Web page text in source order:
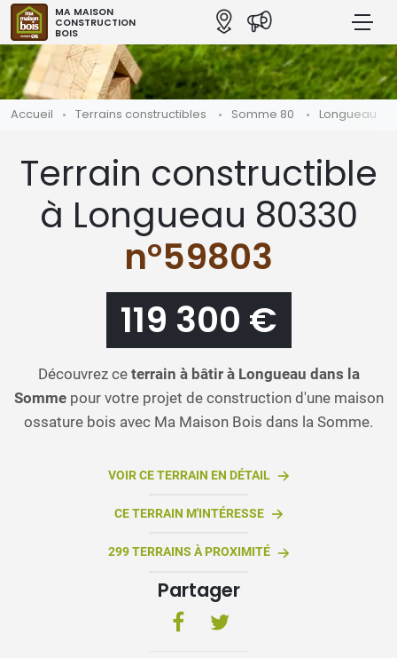
MA MAISON
CONSTRUCTION
BOIS
Accueil Terrains constructibles Somme 80 Longueau
Terrain constructible
à Longueau 80330
n°59803
119 300 €
Découvrez ce terrain à bâtir à Longueau dans la
Sommepour votre projet de construction d'une maison
ossature bois avec Ma Maison Bois dans la Somme.
VOIR CE TERRAIN EN DÉTAIL
CE TERRAIN M'INTÉRESSE
299 TERRAINS À PROXIMITÉ
Partager